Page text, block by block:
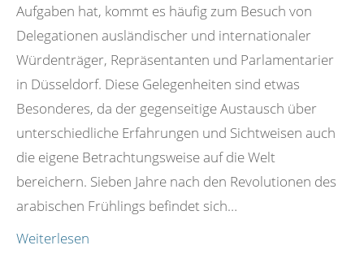
Aufgaben hat, kommt es häufig zum Besuch von
Delegationen ausländischer und internationaler
Würdenträger, Repräsentanten und Parlamentarier
in Düsseldorf. Diese Gelegenheiten sind etwas
Besonderes, da der gegenseitige Austausch über
unterschiedliche Erfahrungen und Sichtweisen auch
die eigene Betrachtungsweise auf die Welt
bereichern. Sieben Jahre nach den Revolutionen des
arabischen Frühlings befindet sich…
Weiterlesen